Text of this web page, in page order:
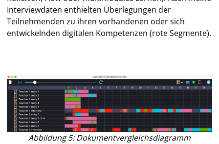
Interviewdaten enthielten Überlegungen der
Teilnehmenden zu ihren vorhandenen oder sich
entwickelnden digitalen Kompetenzen (rote Segmente).
Abbildung 5: Dokumentvergleichsdiagramm